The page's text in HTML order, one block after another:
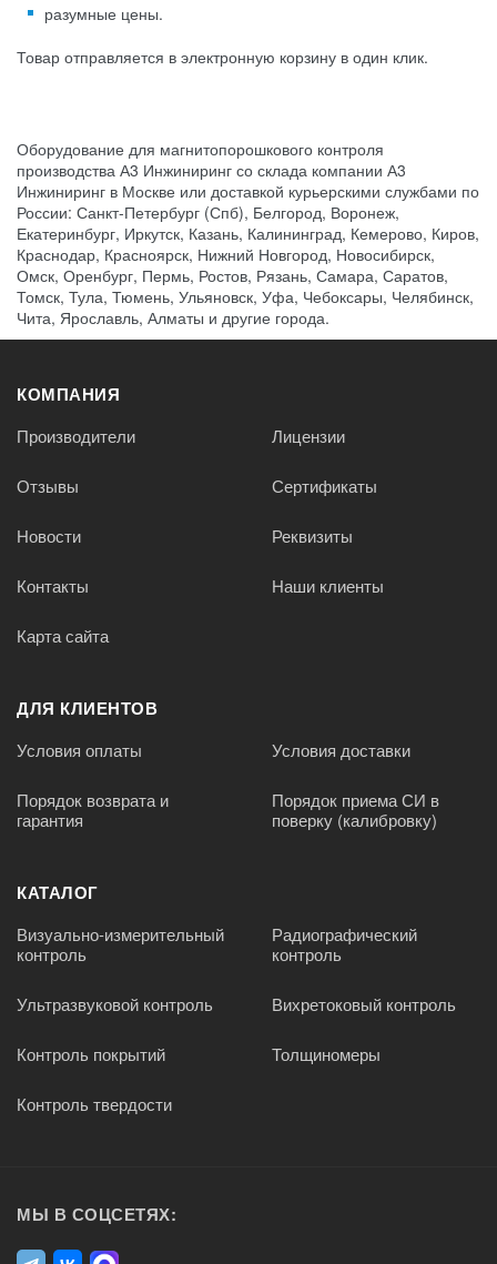
разумные цены.
Товар отправляется в электронную корзину в один клик.
Оборудование для магнитопорошкового контроля
производства А3 Инжиниринг со склада компании А3
Инжиниринг в Москве или доставкой курьерскими службами по
России: Санкт-Петербург (Спб), Белгород, Воронеж,
Екатеринбург, Иркутск, Казань, Калининград, Кемерово, Киров,
Краснодар, Красноярск, Нижний Новгород, Новосибирск,
Омск, Оренбург, Пермь, Ростов, Рязань, Самара, Саратов,
Томск, Тула, Тюмень, Ульяновск, Уфа, Чебоксары, Челябинск,
Чита, Ярославль, Алматы и другие города.
КОМПАНИЯ
Производители Лицензии
Отзывы Сертификаты
Новости Реквизиты
Контакты Наши клиенты
Карта сайта
ДЛЯ КЛИЕНТОВ
Условия оплаты Условия доставки
Порядок возврата и
гарантия
Порядок приема СИ в
поверку (калибровку)
КАТАЛОГ
Визуально-измерительный
контроль
Радиографический
контроль
Ультразвуковой контроль Вихретоковый контроль
Контроль покрытий Толщиномеры
Контроль твердости
МЫ В СОЦСЕТЯХ: